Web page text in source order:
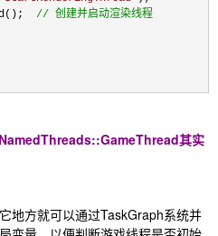
// 创建并启动渲染线程
其实
地方就可以通过TaskGraph系统并